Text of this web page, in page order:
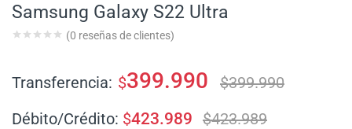
Samsung Galaxy S22 Ultra
(0 reseñas de clientes)
Transferencia: $399.990 $399.990
Débito/Crédito: $423.989 $423.989